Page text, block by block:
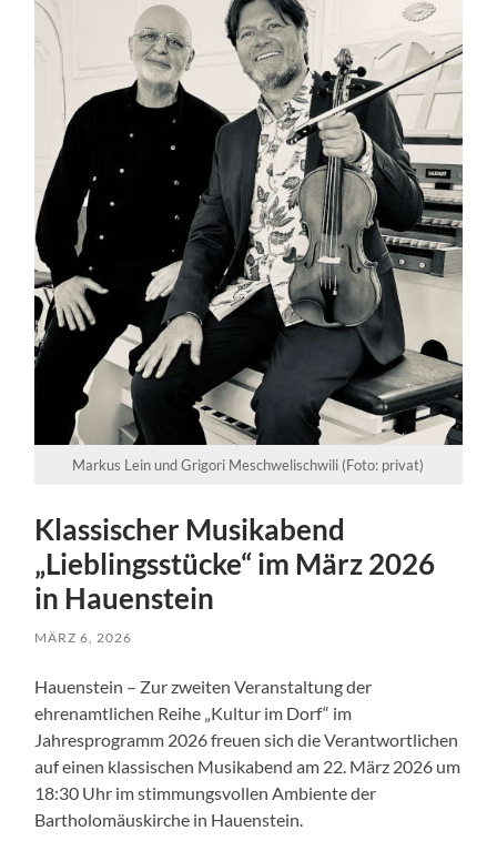
Markus Lein und Grigori Meschwelischwili (Foto: privat)
Klassischer Musikabend
„Lieblingsstücke“ im März 2026
in Hauenstein
MÄRZ 6, 2026
Hauenstein – Zur zweiten Veranstaltung der
ehrenamtlichen Reihe „Kultur im Dorf“ im
Jahresprogramm 2026 freuen sich die Verantwortlichen
auf einen klassischen Musikabend am 22. März 2026 um
18:30 Uhr im stimmungsvollen Ambiente der
Bartholomäuskirche in Hauenstein.